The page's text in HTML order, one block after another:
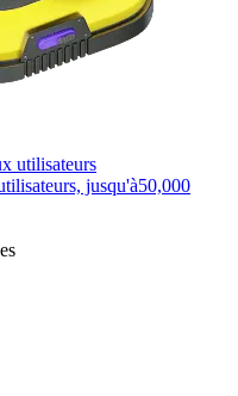
utilisateurs
jusqu'à50,000